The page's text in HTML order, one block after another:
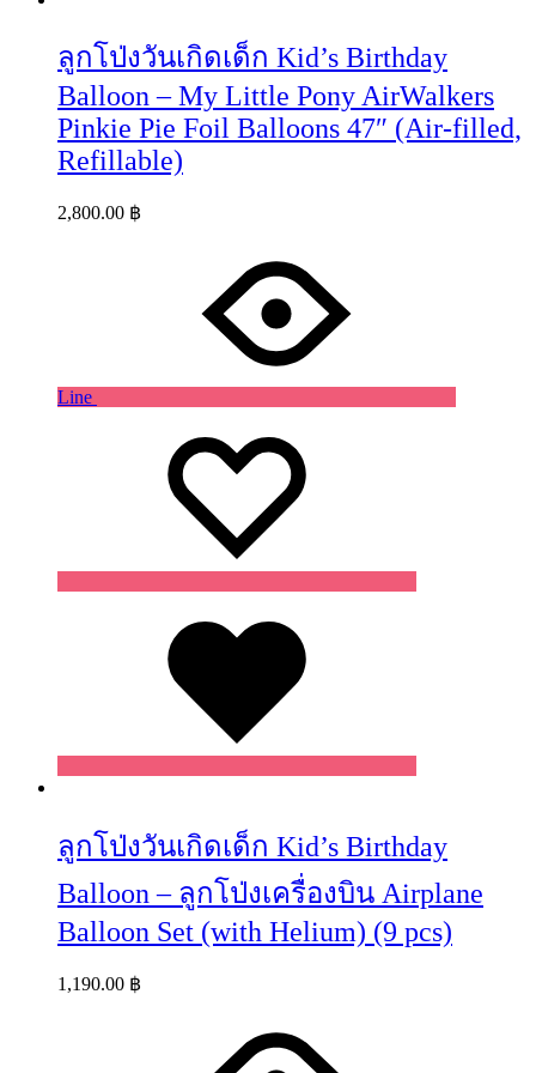
ลูกโป่งวันเกิดเด็ก Kid’s Birthday
Balloon – My Little Pony AirWalkers
Pinkie Pie Foil Balloons 47″ (Air-filled,
Refillable)
2,800.00 ฿
Line
ลูกโป่งวันเกิดเด็ก Kid’s Birthday
Balloon – ลูกโป่งเครื่องบิน Airplane
Balloon Set (with Helium) (9 pcs)
1,190.00 ฿